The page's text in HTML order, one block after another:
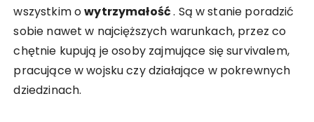
wszystkim owytrzymałość. Są w stanie poradzić
sobie nawet w najcięższych warunkach, przez co
chętnie kupują je osoby zajmujące się survivalem,
pracujące w wojsku czy działające w pokrewnych
dziedzinach.